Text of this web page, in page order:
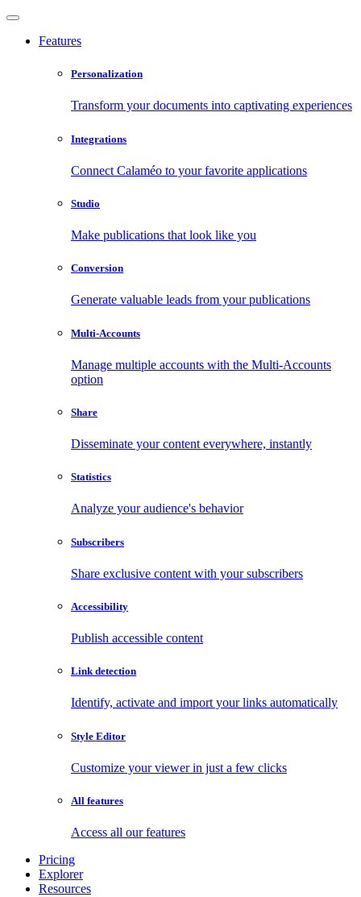
Features
Personalization
Transform your documents into captivating experiences
Integrations
Connect Calaméo to your favorite applications
Studio
Make publications that look like you
Conversion
Generate valuable leads from your publications
Multi-Accounts
Manage multiple accounts with the Multi-Accounts
option
Share
Disseminate your content everywhere, instantly
Statistics
Analyze your audience's behavior
Subscribers
Share exclusive content with your subscribers
Accessibility
Publish accessible content
Link detection
Identify, activate and import your links automatically
Style Editor
Customize your viewer in just a few clicks
All features
Access all our features
Pricing
Explorer
Resources